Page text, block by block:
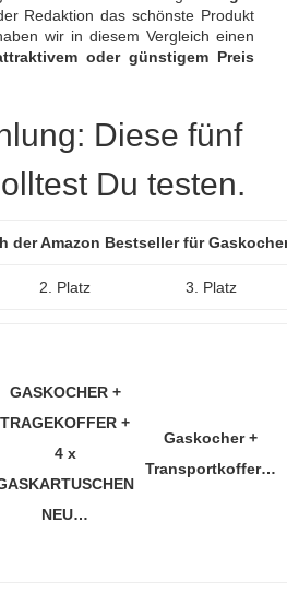
Redaktion das schönste Produkt
wir in diesem Vergleich einen
oder günstigem Preis
Diese fünf
Du testen.
der Amazon Bestseller für
2. Platz 3. Platz
GASKOCHER +
TRAGEKOFFER +
4 x
NEU…
Gaskocher +
Transportkoffer…